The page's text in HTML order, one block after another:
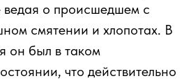
ведая о происшедшем с
смятении и хлопотах. В
он был в таком
что действительно